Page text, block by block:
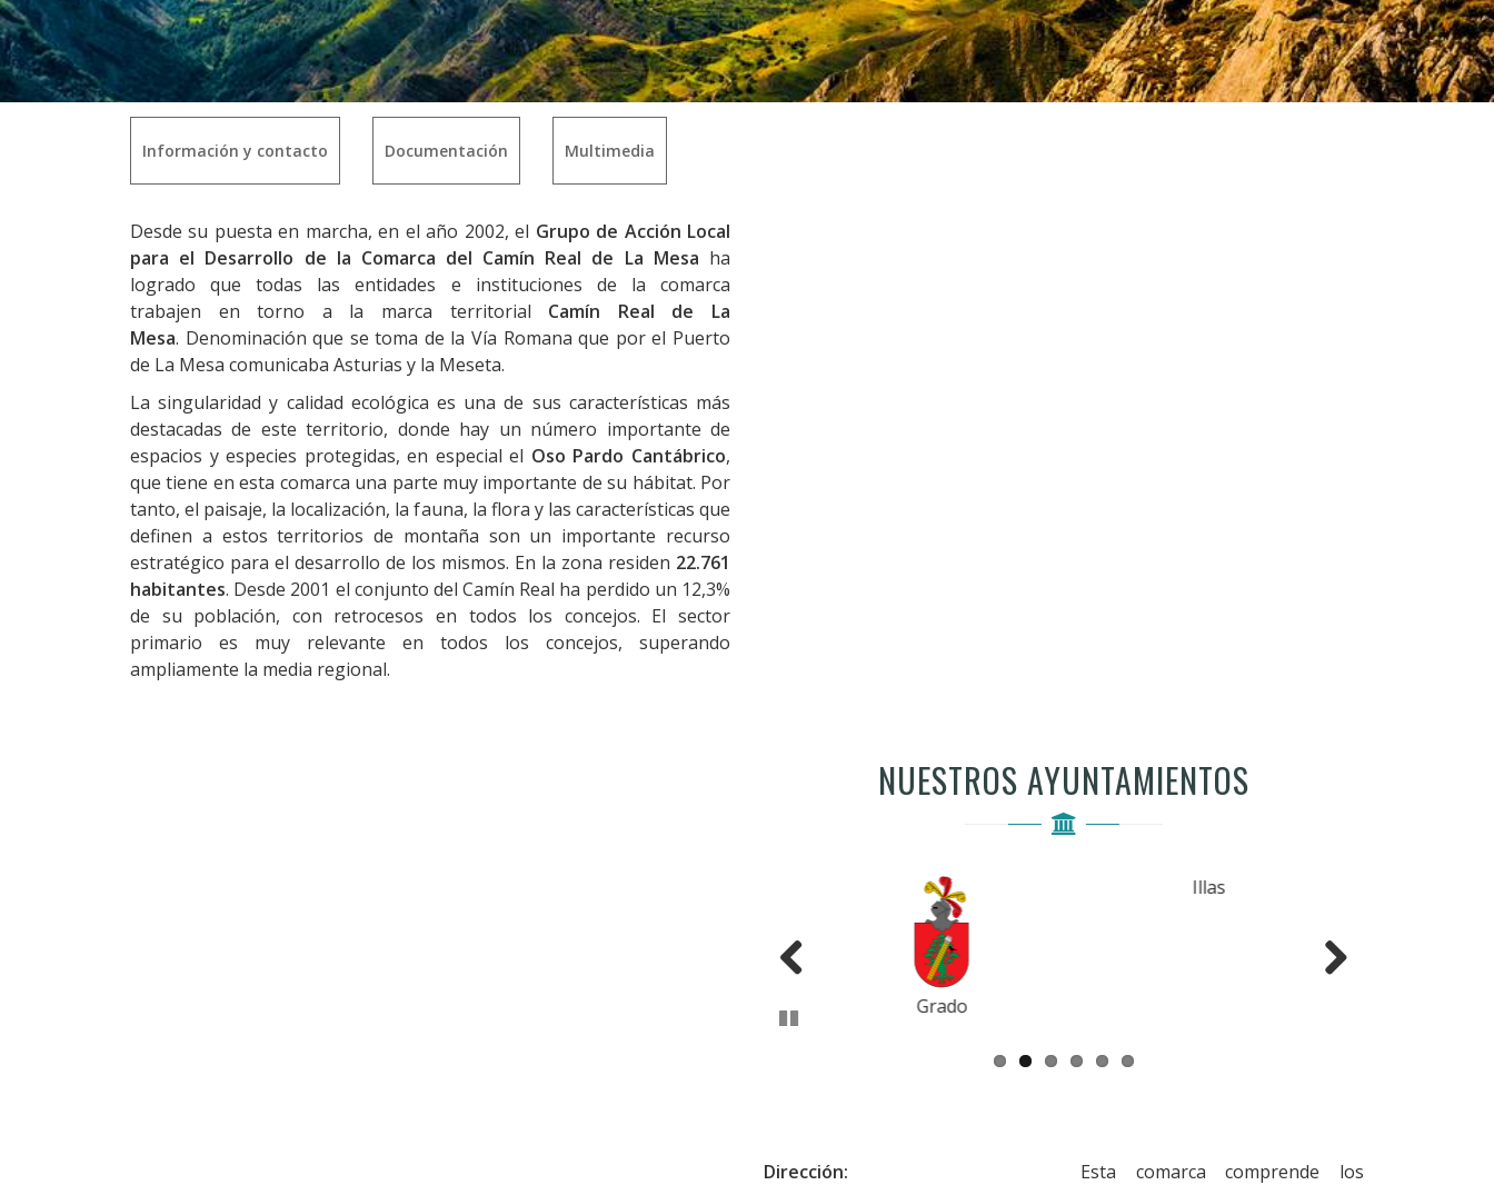
Información y contacto Documentación Multimedia
Desde su puesta en marcha, en el año 2002, el Grupo de Acción Local
para el Desarrollo de la Comarca del Camín Real de La Mesa ha
logrado que todas las entidades e instituciones de la comarca
trabajen en torno a la marca territorial Camín Real de La
Mesa. Denominación que se toma de la Vía Romana que por el Puerto
de La Mesa comunicaba Asturias y la Meseta.
La singularidad y calidad ecológica es una de sus características más
destacadas de este territorio, donde hay un número importante de
espacios y especies protegidas, en especial el Oso Pardo Cantábrico,
que tiene en esta comarca una parte muy importante de su hábitat. Por
tanto, el paisaje, la localización, la fauna, la flora y las características que
definen a estos territorios de montaña son un importante recurso
estratégico para el desarrollo de los mismos. En la zona residen 22.761
habitantes. Desde 2001 el conjunto del Camín Real ha perdido un 12,3%
de su población, con retrocesos en todos los concejos. El sector
primario es muy relevante en todos los concejos, superando
ampliamente la media regional.
NUESTROS AYUNTAMIENTOS
Dirección:
Esta comarca comprende los